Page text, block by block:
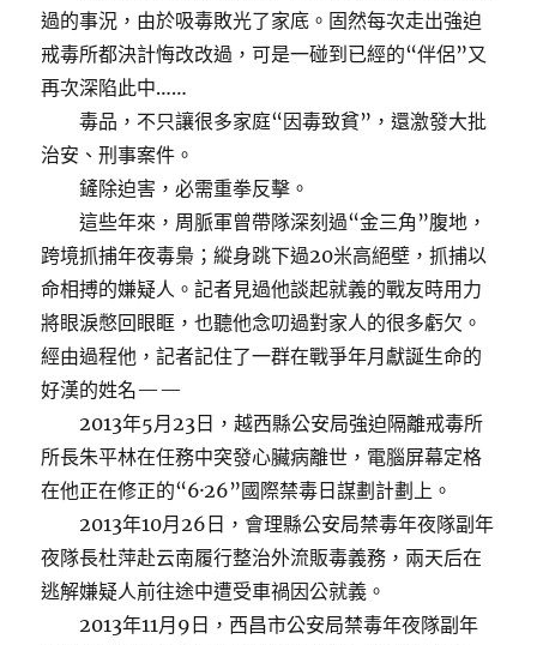
過的事況，由於吸毒敗光了家底。固然每次走出強迫
戒毒所都決計悔改改過，可是一碰到已經的“伴侶”又
再次深陷此中……
毒品，不只讓很多家庭“因毒致貧”，還激發大批
治安、刑事案件。
鏟除迫害，必需重拳反擊。
這些年來，周脈軍曾帶隊深刻過“金三角”腹地，
跨境抓捕年夜毒梟；縱身跳下過20米高絕壁，抓捕以
命相搏的嫌疑人。記者見過他談起就義的戰友時用力
將眼淚憋回眼眶，也聽他念叨過對家人的很多虧欠。
經由過程他，記者記住了一群在戰爭年月獻誕生命的
好漢的姓名——
2013年5月23日，越西縣公安局強迫隔離戒毒所
所長朱平林在任務中突發心臟病離世，電腦屏幕定格
在他正在修正的“6·26”國際禁毒日謀劃計劃上。
2013年10月26日，會理縣公安局禁毒年夜隊副年
夜隊長杜萍赴云南履行整治外流販毒義務，兩天后在
逃解嫌疑人前往途中遭受車禍因公就義。
2013年11月9日，西昌市公安局禁毒年夜隊副年